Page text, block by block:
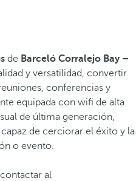
de Barceló Corralejo Bay –
y versatilidad, convertir
conferencias y
equipada con wifi de alta
de última generación,
de cerciorar el éxito y la
o evento.
al